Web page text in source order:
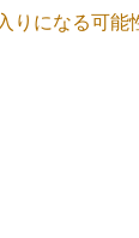
りになる可能